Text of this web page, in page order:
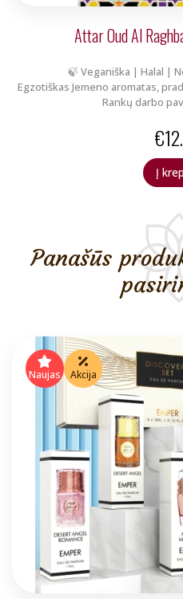
Attar Oud Al
🍃 Veganiška | Halal |
Egzotiškas Jemeno aromatas,
Rankų darbo
€
Į
Panašūs
Naujas Akcija